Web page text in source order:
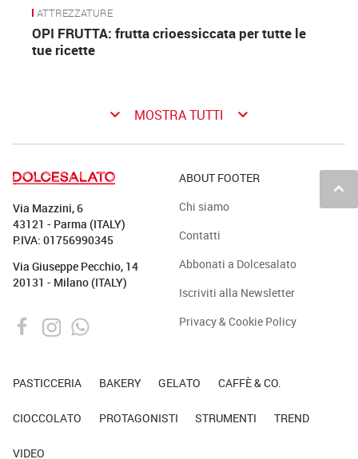
ATTREZZATURE
OPI FRUTTA: frutta crioessiccata per tutte le
tue ricette
keyboard_arrow_down MOSTRA TUTTI keyboard_arrow_down
keyboard_arrow_up
Via Mazzini, 6
43121 - Parma (ITALY)
P.IVA: 01756990345
Via Giuseppe Pecchio, 14
20131 - Milano (ITALY)
ABOUT FOOTER
Chi siamo
Contatti
Abbonati a Dolcesalato
Iscriviti alla Newsletter
Privacy & Cookie Policy
PASTICCERIA BAKERY GELATO CAFFÈ & CO.
CIOCCOLATO PROTAGONISTI STRUMENTI TREND
VIDEO